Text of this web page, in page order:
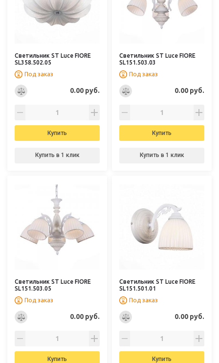
Светильник ST Luce FIORE
SL358.502.05
Под заказ
0.00 руб.
Купить
Купить в 1 клик
Светильник ST Luce FIORE
SL151.503.03
Под заказ
0.00 руб.
Купить
Купить в 1 клик
Светильник ST Luce FIORE
SL151.503.05
Под заказ
0.00 руб.
Купить
Светильник ST Luce FIORE
SL151.501.01
Под заказ
0.00 руб.
Купить